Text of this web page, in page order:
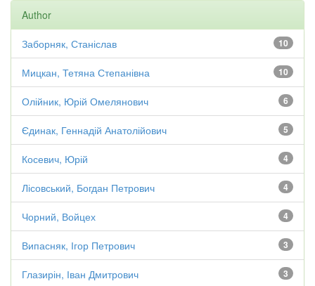
Author
10
Заборняк, Станіслав
10
Мицкан, Тетяна Степанівна
6
Олійник, Юрій Омелянович
5
Єдинак, Геннадій Анатолійович
4
Косевич, Юрій
4
Лісовський, Богдан Петрович
4
Чорний, Войцех
3
Випасняк, Ігор Петрович
3
Глазирін, Іван Дмитрович